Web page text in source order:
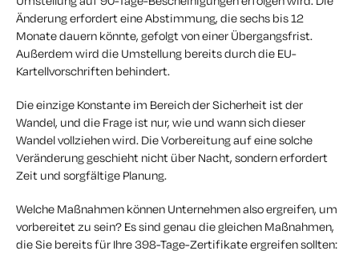
Änderung erfordert eine Abstimmung, die sechs bis 12
Monate dauern könnte, gefolgt von einer Übergangsfrist.
Außerdem wird die Umstellung bereits durch die EU-
Kartellvorschriften behindert.
Die einzige Konstante im Bereich der Sicherheit ist der
Wandel, und die Frage ist nur, wie und wann sich dieser
Wandel vollziehen wird. Die Vorbereitung auf eine solche
Veränderung geschieht nicht über Nacht, sondern erfordert
Zeit und sorgfältige Planung.
Welche Maßnahmen können Unternehmen also ergreifen, um
vorbereitet zu sein? Es sind genau die gleichen Maßnahmen,
die Sie bereits für Ihre 398-Tage-Zertifikate ergreifen sollten: